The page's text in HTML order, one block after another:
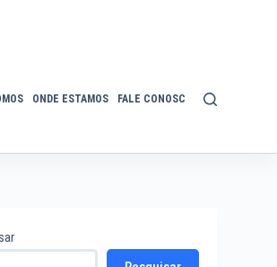
ONDE ESTAMOS FALE CONOSCO POLÍTICA DE